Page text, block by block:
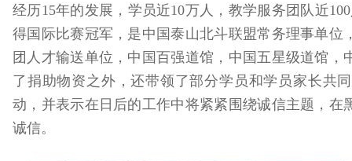
经历15年的发展，学员近10万人，教学服务团队近
得国际比赛冠军，是中国泰山北斗联盟常务理事单位
团人才输送单位，中国百强道馆，中国五星级道馆
了捐助物资之外，还带领了部分学员和学员家长共
动，并表示在日后的工作中将紧紧围绕诚信主题，在
诚信。